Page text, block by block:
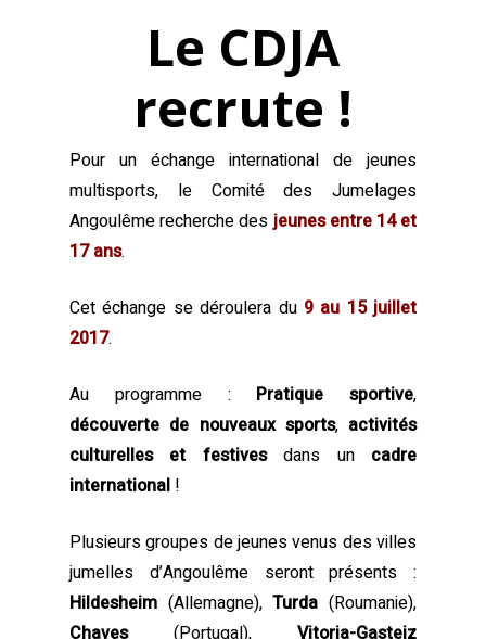
Le CDJA
recrute !
Pour un échange international de jeunes
multisports, le Comité des Jumelages
Angoulême recherche desjeunes entre 14 et
17 ans.
Cet échange se déroulera du 9 au 15 juillet
2017.
Au programme : Pratique sportive,
découverte de nouveaux sports, activités
culturelles et festivesdans un cadre
international !
Plusieurs groupes de jeunes venus des villes
jumelles d’Angoulême seront présents :
Hildesheim (Allemagne),Turda (Roumanie),
Chaves(Portugal), Vitoria-Gasteiz